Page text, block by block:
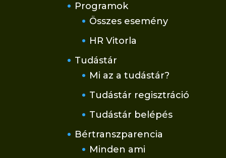
Programok
Összes esemény
HR Vitorla
Tudástár
Mi az a tudástár?
Tudástár regisztráció
Tudástár belépés
Bértranszparencia
Minden ami